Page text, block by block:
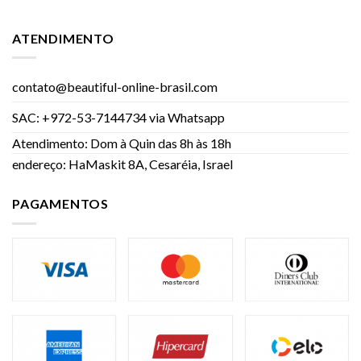
ATENDIMENTO
contato@beautiful-online-brasil.com
SAC: +972-53-7144734 via Whatsapp
Atendimento: Dom à Quin das 8h às 18h
endereço: HaMaskit 8A, Cesaréia, Israel
PAGAMENTOS